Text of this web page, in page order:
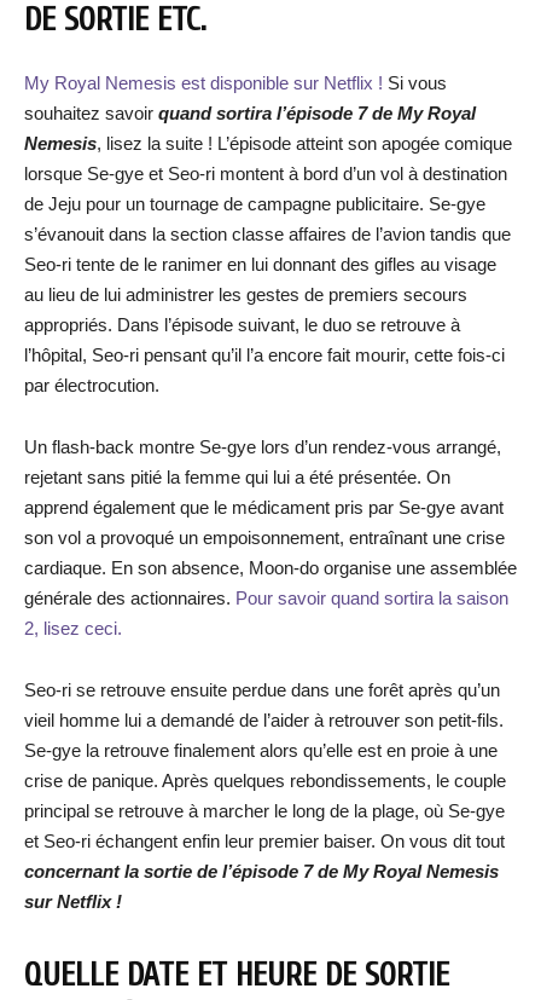
DE SORTIE ETC.
My Royal Nemesis est disponible sur Netflix ! Si vous
souhaitez savoir quand sortira l’épisode 7 de My Royal
Nemesis, lisez la suite ! L’épisode atteint son apogée comique
lorsque Se-gye et Seo-ri montent à bord d’un vol à destination
de Jeju pour un tournage de campagne publicitaire. Se-gye
s’évanouit dans la section classe affaires de l’avion tandis que
Seo-ri tente de le ranimer en lui donnant des gifles au visage
au lieu de lui administrer les gestes de premiers secours
appropriés. Dans l’épisode suivant, le duo se retrouve à
l’hôpital, Seo-ri pensant qu’il l’a encore fait mourir, cette fois-ci
par électrocution.
Un flash-back montre Se-gye lors d’un rendez-vous arrangé,
rejetant sans pitié la femme qui lui a été présentée. On
apprend également que le médicament pris par Se-gye avant
son vol a provoqué un empoisonnement, entraînant une crise
cardiaque. En son absence, Moon-do organise une assemblée
générale des actionnaires. Pour savoir quand sortira la saison
2, lisez ceci.
Seo-ri se retrouve ensuite perdue dans une forêt après qu’un
vieil homme lui a demandé de l’aider à retrouver son petit-fils.
Se-gye la retrouve finalement alors qu’elle est en proie à une
crise de panique. Après quelques rebondissements, le couple
principal se retrouve à marcher le long de la plage, où Se-gye
et Seo-ri échangent enfin leur premier baiser. On vous dit tout
concernant la sortie de l’épisode 7 de My Royal Nemesis
sur Netflix !
QUELLE DATE ET HEURE DE SORTIE